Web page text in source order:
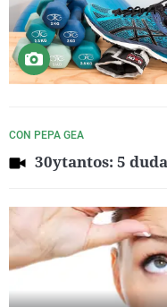
CON PEPA GEA
30ytantos: 5